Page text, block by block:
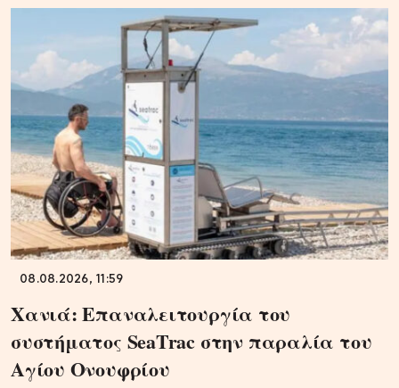
08.08.2026, 11:59
Χανιά: Επαναλειτουργία του
συστήματος SeaTrac στην παραλία του
Αγίου Ονουφρίου